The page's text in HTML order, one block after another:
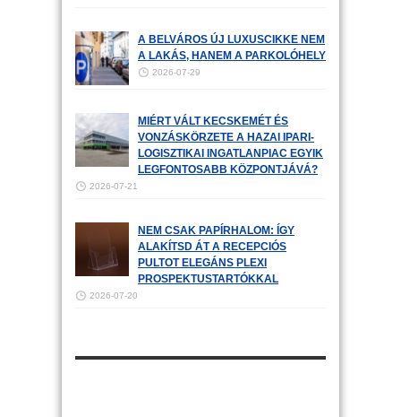
A BELVÁROS ÚJ LUXUSCIKKE NEM
A LAKÁS, HANEM A PARKOLÓHELY
2026-07-29
MIÉRT VÁLT KECSKEMÉT ÉS
VONZÁSKÖRZETE A HAZAI IPARI-
LOGISZTIKAI INGATLANPIAC EGYIK
LEGFONTOSABB KÖZPONTJÁVÁ?
2026-07-21
NEM CSAK PAPÍRHALOM: ÍGY
ALAKÍTSD ÁT A RECEPCIÓS
PULTOT ELEGÁNS PLEXI
PROSPEKTUSTARTÓKKAL
2026-07-20